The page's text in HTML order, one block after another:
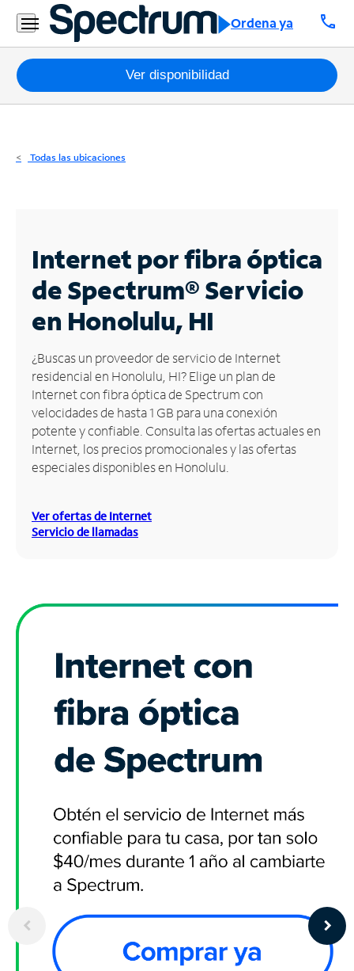
Ordena ya call
Residencial
Business
Paquetes
Internet
Business
Contáctanos
Inglés
Administrar
cuenta
Encuentra
una
tienda
Ver disponibilidad
Todas las ubicaciones
Internet por fibra óptica
de Spectrum®Servicio
en Honolulu, HI
¿Buscas un proveedor de servicio de Internet
residencial en Honolulu, HI? Elige un plan de
Internet con fibra óptica de Spectrum con
velocidades de hasta 1 GB para una conexión
potente y confiable. Consulta las ofertas actuales en
Internet, los precios promocionales y las ofertas
especiales disponibles en Honolulu.
Ver ofertas de Internet
Servicio de llamadas